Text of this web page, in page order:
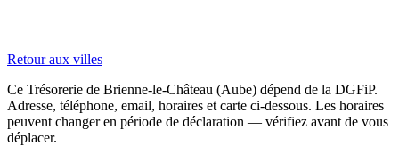
Retour aux villes
Ce Trésorerie de Brienne-le-Château (Aube) dépend de la DGFiP.
Adresse, téléphone, email, horaires et carte ci-dessous. Les horaires
peuvent changer en période de déclaration — vérifiez avant de vous
déplacer.